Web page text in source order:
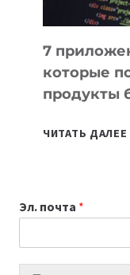
7
которые
продукты
ЧИТАТЬ ДАЛЕЕ
Эл. почта *